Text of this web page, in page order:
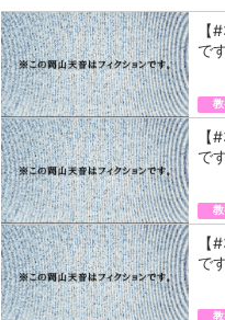
【
で
【
で
【
で